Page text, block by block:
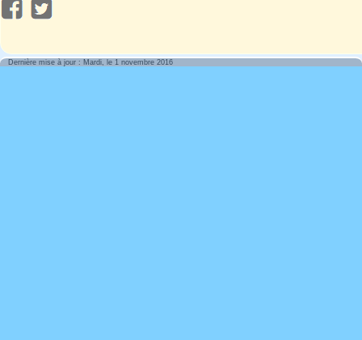
Dernière mise à jour : Mardi, le 1 novembre 2016